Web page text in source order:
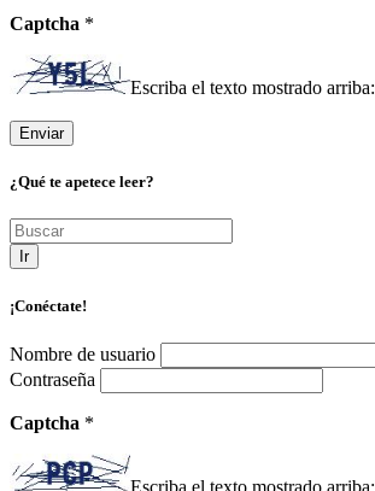
Captcha *
Escriba el texto mostrado arriba:
¿Qué te apetece leer?
Ir
¡Conéctate!
Nombre de usuario
Contraseña
Captcha *
Escriba el texto mostrado arriba: